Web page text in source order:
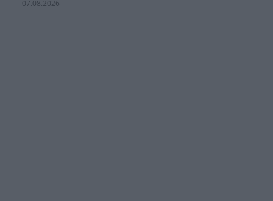
07.08.2026